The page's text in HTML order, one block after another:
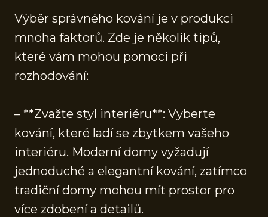
Výběr správného kování je v produkci
mnoha faktorů. Zde je několik tipů,
které vám mohou pomoci při
rozhodování:
– **Zvažte styl interiéru**: Vyberte
kování, které ladí se zbytkem vašeho
interiéru. Moderní domy vyžadují
jednoduché a elegantní kování, zatímco
tradiční domy mohou mít prostor pro
více zdobení a detailů.